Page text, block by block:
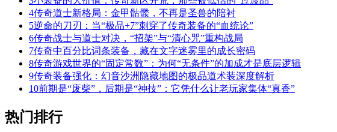
4传奇道士新格局：金甲骷髅，不再是圣兽的陪衬
5逆命的刀刃：当“极品+7”刺穿了传奇装备的“血统论”
6传奇战士与道士对决，“招架”与“清心咒”重构战局
7传奇中百分比词条装备，藏在文字迷雾里的成长密码
8传奇游戏世界的“固定常数”：为何“无条件”的加成才是底层逻辑
9传奇装备强化：幻音沙洲隐藏地图的极品道术装深度解析
10前期是“废柴”，后期是“神技”：它凭什么让老玩家集体“真香”
热门排行